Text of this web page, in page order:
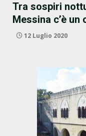
Tra sospiri
Messina c’è
12 Luglio 2020